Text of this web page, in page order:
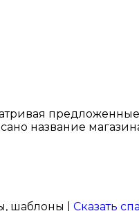
название
шаблоны | Сказать